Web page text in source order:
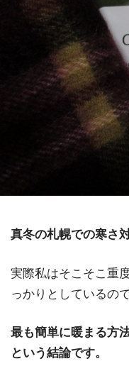
真冬の札幌での寒さ
実際私はそこそこ重
っかりとしているの
最も簡単に暖まる方
という結論です。